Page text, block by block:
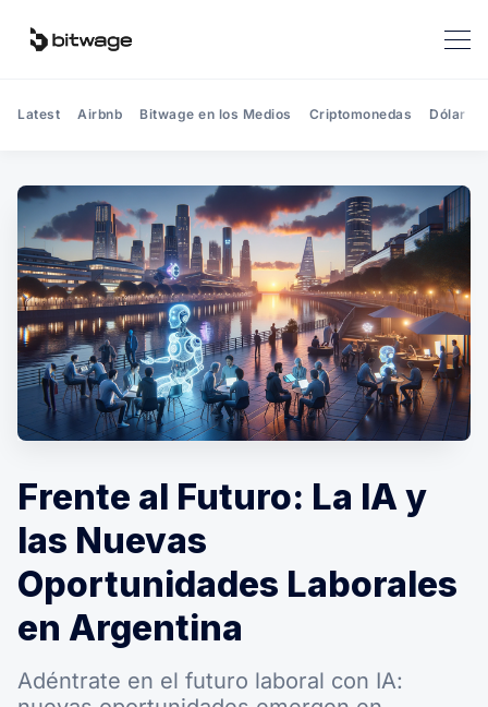
Latest Airbnb Bitwage en los Medios Criptomonedas Dólar
Frente al Futuro: La IA y
las Nuevas
Oportunidades Laborales
en Argentina
Adéntrate en el futuro laboral con IA: